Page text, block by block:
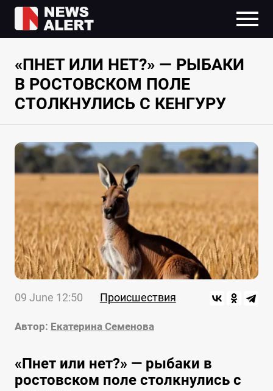
«ПНЕТ ИЛИ НЕТ?» — РЫБАКИ
В РОСТОВСКОМ ПОЛЕ
СТОЛКНУЛИСЬ С КЕНГУРУ
09 June 12:50 Происшествия
Автор: Екатерина Семенова
«Пнет или нет?» — рыбаки в
ростовском поле столкнулись с